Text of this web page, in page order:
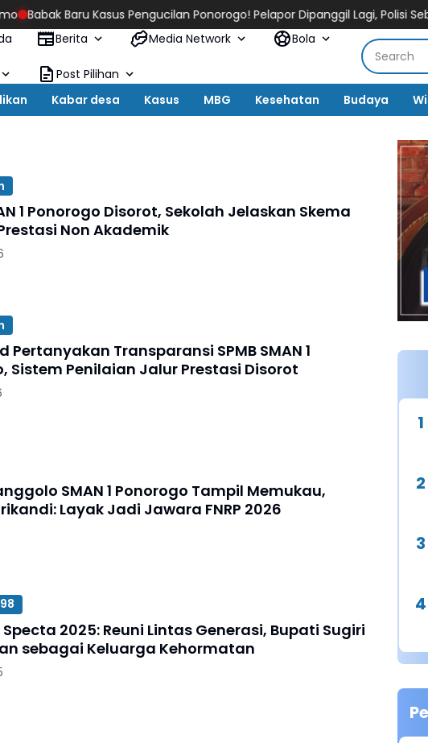
Baru Kasus Pengucilan Ponorogo! Pelapor Dipanggil Lagi, Polisi Sebut Ini
Berita Media Network Bola
Post Pilihan
Kabar desa Kasus MBG Kesehatan Budaya
1 Ponorogo Disorot, Sekolah Jelaskan Skema
Non Akademik
Pertanyakan Transparansi SPMB SMAN 1
Sistem Penilaian Jalur Prestasi Disorot
SMAN 1 Ponorogo Tampil Memukau,
Layak Jadi Jawara FNRP 2026
2025: Reuni Lintas Generasi, Bupati Sugiri
sebagai Keluarga Kehormatan